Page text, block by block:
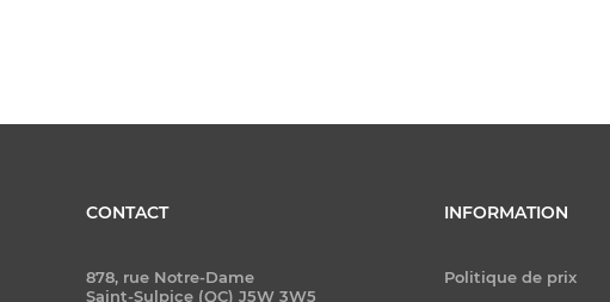
CONTACT
878, rue Notre-Dame
Saint-Sulpice (QC) J5W 3W5
INFORMATION
Politique de prix